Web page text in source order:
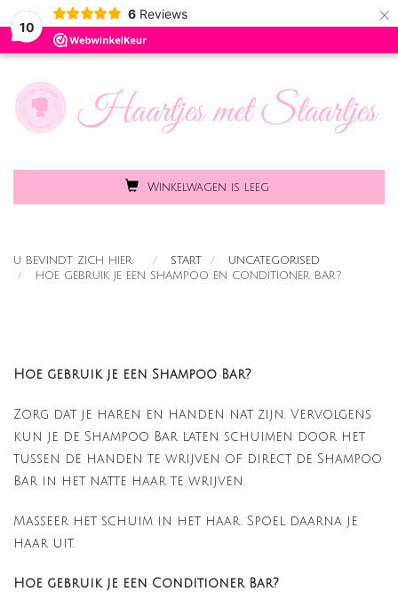
10
6 Reviews ×
Winkelwagen is leeg
Toggle
U BEVINDT ZICH HIER: START
UNCATEGORISED
HOE GEBRUIK JE EEN SHAMPOO EN CONDITIONER BAR?
Hoe gebruik je een Shampoo Bar?
Zorg dat je haren en handen nat zijn. Vervolgens
kun je de Shampoo Bar laten schuimen door het
tussen de handen te wrijven of direct de Shampoo
Bar in het natte haar te wrijven.
Masseer het schuim in het haar. Spoel daarna je
haar uit.
Hoe gebruik je een Conditioner Bar?